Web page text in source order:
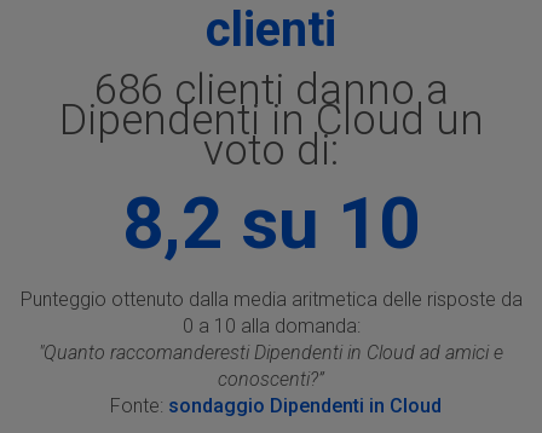
clienti
686 clienti danno a
Dipendenti in Cloud un
voto di:
8,2 su 10
Punteggio ottenuto dalla media aritmetica delle risposte da
0 a 10 alla domanda:
"Quanto raccomanderesti Dipendenti in Cloud ad amici e
conoscenti?”
Fonte: sondaggio Dipendenti in Cloud